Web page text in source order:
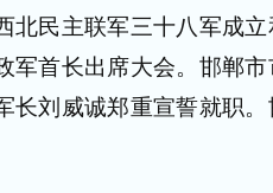
北民主联军三十八军成
军首长出席大会。邯郸
长刘威诚郑重宣誓就职